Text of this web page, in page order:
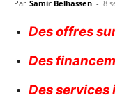
Par Samir Belhassen - 8
Des offres
Des
Des services